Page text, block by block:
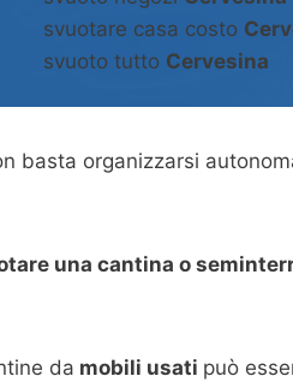
svuotare casa costo
svuoto tutto Cervesina
basta organizzarsi
una cantina o
da mobili usati può